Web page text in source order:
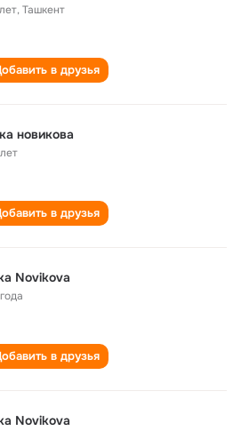
,Ташкент
в друзья
новикова
в друзья
Novikova
в друзья
Novikova